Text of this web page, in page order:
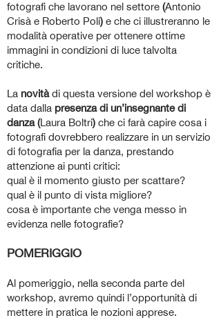
fotografi che lavorano nel settore (Antonio
Crisà e Roberto Poli) e che ci illustreranno le
modalità operative per ottenere ottime
immagini in condizioni di luce talvolta
critiche.
La novitàdi questa versione del workshop è
data dalla presenza di un’insegnante di
danza (Laura Boltri) che ci farà capire cosa i
fotografi dovrebbero realizzare in un servizio
di fotografia per la danza, prestando
attenzione ai punti critici:
qual è il momento giusto per scattare?
qual è il punto di vista migliore?
cosa è importante che venga messo in
evidenza nelle fotografie?
POMERIGGIO
Al pomeriggio, nella seconda parte del
workshop, avremo quindi l’opportunità di
mettere in pratica le nozioni apprese.